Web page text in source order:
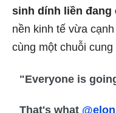
sinh dính liền đang
nền kinh tế vừa
cùng một chuỗi
"Everyone is
That's what